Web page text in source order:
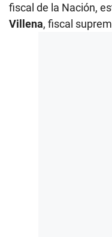
fiscal de la Nación,
Villena, fiscal